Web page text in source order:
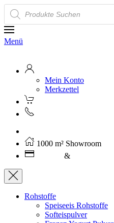
Products
search
Menü
Mein Konto
Merkzettel
1000 m² Showroom
&
Rohstoffe
Speiseeis Rohstoffe
Softeispulver